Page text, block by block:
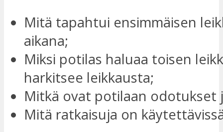
Mitä tapahtui ensimmäisen
aikana;
Miksi potilas haluaa toisen
harkitsee leikkausta;
Mitkä ovat potilaan odotukset
Mitä ratkaisuja on